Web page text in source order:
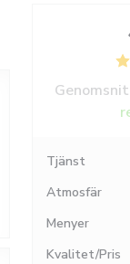
Tjänst
Atmosfär
Menyer
Kvalitet/Pris